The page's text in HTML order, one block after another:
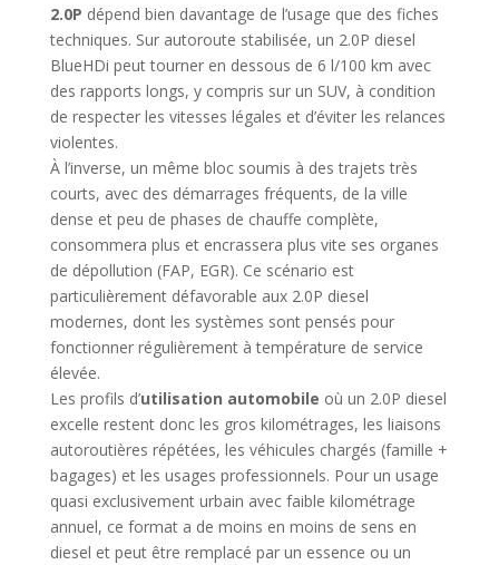
2.0P dépend bien davantage de l’usage que des fiches
techniques. Sur autoroute stabilisée, un 2.0P diesel
BlueHDi peut tourner en dessous de 6 l/100 km avec
des rapports longs, y compris sur un SUV, à condition
de respecter les vitesses légales et d’éviter les relances
violentes.
À l’inverse, un même bloc soumis à des trajets très
courts, avec des démarrages fréquents, de la ville
dense et peu de phases de chauffe complète,
consommera plus et encrassera plus vite ses organes
de dépollution (FAP, EGR). Ce scénario est
particulièrement défavorable aux 2.0P diesel
modernes, dont les systèmes sont pensés pour
fonctionner régulièrement à température de service
élevée.
Les profils d’utilisation automobile où un 2.0P diesel
excelle restent donc les gros kilométrages, les liaisons
autoroutières répétées, les véhicules chargés (famille +
bagages) et les usages professionnels. Pour un usage
quasi exclusivement urbain avec faible kilométrage
annuel, ce format a de moins en moins de sens en
diesel et peut être remplacé par un essence ou un